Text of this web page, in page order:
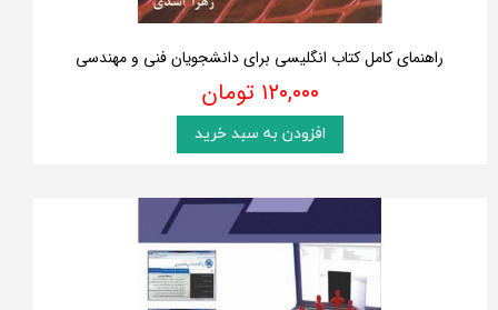
راهنمای کامل کتاب انگلیسی برای دانشجویان فنی و مهندسی
۱۲۰,۰۰۰ تومان
افزودن به سبد خرید